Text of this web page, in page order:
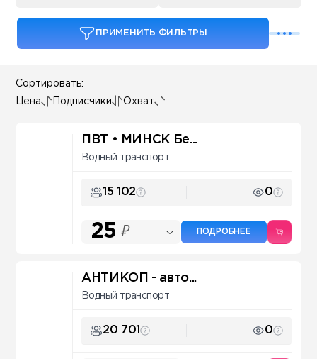
ПРИМЕНИТЬ ФИЛЬТРЫ
Сортировать:
Цена Подписчики Охват
ПВТ • МИНСК Бе...
Водный транспорт
15 102 0
25 ₽ ПОДРОБНЕЕ
АНТИКОП - авто...
Водный транспорт
20 701 0